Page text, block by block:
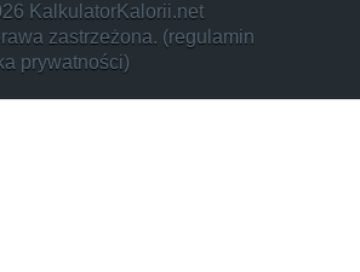
KalkulatorKalorii.net
zastrzeżona. (regulamin
prywatności)